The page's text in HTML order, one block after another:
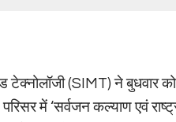
(SIMT) ने बुधवार को
में ‘सर्वजन कल्याण एवं